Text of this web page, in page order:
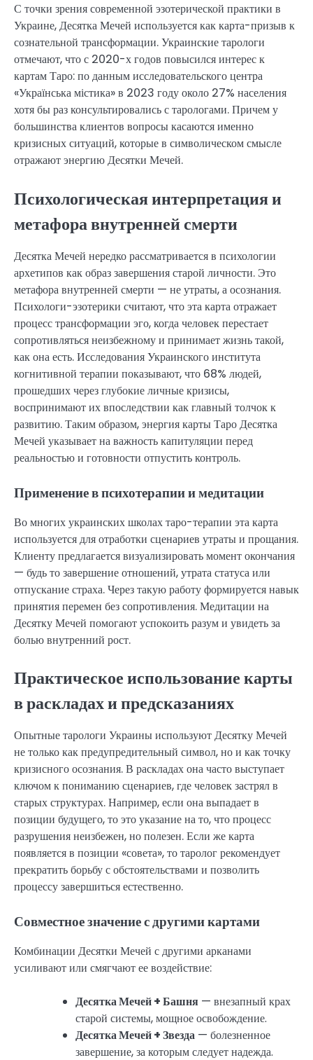
С точки зрения современной эзотерической практики в
Украине, Десятка Мечей используется как карта-призыв к
сознательной трансформации. Украинские тарологи
отмечают, что с 2020-х годов повысился интерес к
картам Таро: по данным исследовательского центра
«Українська містика» в 2023 году около 27% населения
хотя бы раз консультировались с тарологами. Причем у
большинства клиентов вопросы касаются именно
кризисных ситуаций, которые в символическом смысле
отражают энергию Десятки Мечей.
Психологическая интерпретация и
метафора внутренней смерти
Десятка Мечей нередко рассматривается в психологии
архетипов как образ завершения старой личности. Это
метафора внутренней смерти — не утраты, а осознания.
Психологи-эзотерики считают, что эта карта отражает
процесс трансформации эго, когда человек перестает
сопротивляться неизбежному и принимает жизнь такой,
как она есть. Исследования Украинского института
когнитивной терапии показывают, что 68% людей,
прошедших через глубокие личные кризисы,
воспринимают их впоследствии как главный толчок к
развитию. Таким образом, энергия карты Таро Десятка
Мечей указывает на важность капитуляции перед
реальностью и готовности отпустить контроль.
Применение в психотерапии и медитации
Во многих украинских школах таро-терапии эта карта
используется для отработки сценариев утраты и прощания.
Клиенту предлагается визуализировать момент окончания
— будь то завершение отношений, утрата статуса или
отпускание страха. Через такую работу формируется навык
принятия перемен без сопротивления. Медитации на
Десятку Мечей помогают успокоить разум и увидеть за
болью внутренний рост.
Практическое использование карты
в раскладах и предсказаниях
Опытные тарологи Украины используют Десятку Мечей
не только как предупредительный символ, но и как точку
кризисного осознания. В раскладах она часто выступает
ключом к пониманию сценариев, где человек застрял в
старых структурах. Например, если она выпадает в
позиции будущего, то это указание на то, что процесс
разрушения неизбежен, но полезен. Если же карта
появляется в позиции «совета», то таролог рекомендует
прекратить борьбу с обстоятельствами и позволить
процессу завершиться естественно.
Совместное значение с другими картами
Комбинации Десятки Мечей с другими арканами
усиливают или смягчают ее воздействие:
Десятка Мечей + Башня — внезапный крах
старой системы, мощное освобождение.
Десятка Мечей + Звезда — болезненное
завершение, за которым следует надежда.